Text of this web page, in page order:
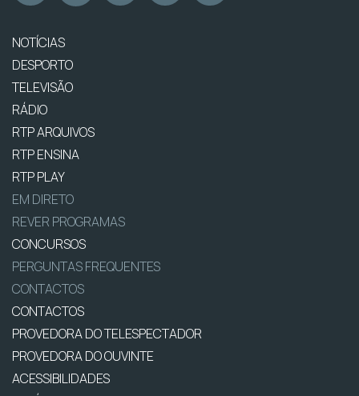
NOTÍCIAS
DESPORTO
TELEVISÃO
RÁDIO
RTP ARQUIVOS
RTP ENSINA
RTP PLAY
EM DIRETO
REVER PROGRAMAS
CONCURSOS
PERGUNTAS FREQUENTES
CONTACTOS
CONTACTOS
PROVEDORA DO TELESPECTADOR
PROVEDORA DO OUVINTE
ACESSIBILIDADES